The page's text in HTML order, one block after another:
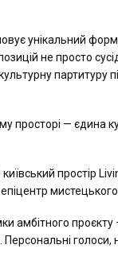
унікальний
не просто
партитуру
просторі — єдина
простір
мистецького
амбітного
голоси,